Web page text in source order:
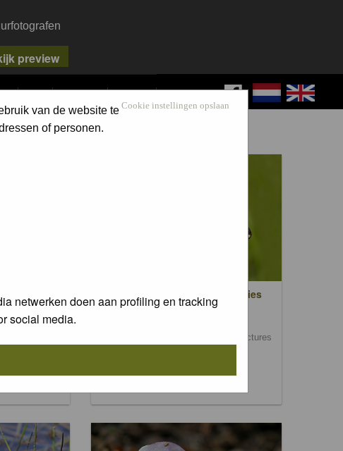
FAQ SEARCH LOG IN
Cookie instellingen opslaan
van de website te
of personen.
netwerken doen aan profiling en tracking
social media.
trees)
Dag- en nachtvlinders / Butterflies
and moths
Foto's van dag- en nachtvlinders / Pictures